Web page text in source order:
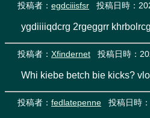
投稿者： egdciiisfsr 投稿日時：
ygdiiiiqdcrg 2rgeggrr
投稿者： Xfindernet 投稿日時：
Whi kiebe betch bie kicks?
投稿者： fedlatepenne 投稿日時